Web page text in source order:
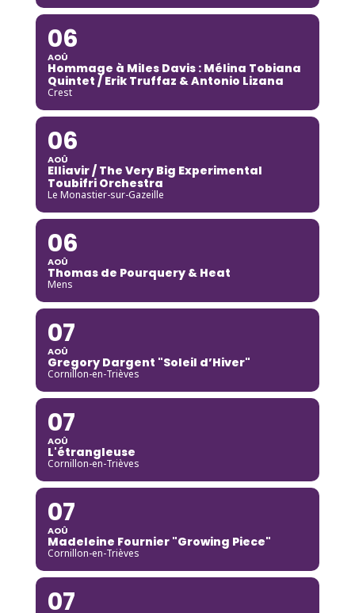
06
AOÛ
Hommage à Miles Davis : Mélina Tobiana
Quintet / Erik Truffaz & Antonio Lizana
Crest
06
AOÛ
Elliavir / The Very Big Experimental
Toubifri Orchestra
Le Monastier-sur-Gazeille
06
AOÛ
Thomas de Pourquery & Heat
Mens
07
AOÛ
Gregory Dargent "Soleil d’Hiver"
Cornillon-en-Trièves
07
AOÛ
L'étrangleuse
Cornillon-en-Trièves
07
AOÛ
Madeleine Fournier "Growing Piece"
Cornillon-en-Trièves
07